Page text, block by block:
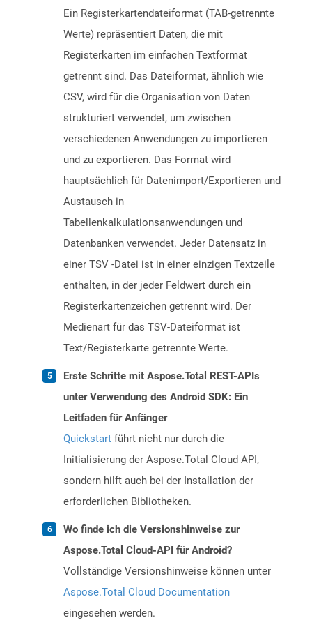
Ein Registerkartendateiformat (TAB-getrennte
Werte) repräsentiert Daten, die mit
Registerkarten im einfachen Textformat
getrennt sind. Das Dateiformat, ähnlich wie
CSV, wird für die Organisation von Daten
strukturiert verwendet, um zwischen
verschiedenen Anwendungen zu importieren
und zu exportieren. Das Format wird
hauptsächlich für Datenimport/Exportieren und
Austausch in
Tabellenkalkulationsanwendungen und
Datenbanken verwendet. Jeder Datensatz in
einer TSV -Datei ist in einer einzigen Textzeile
enthalten, in der jeder Feldwert durch ein
Registerkartenzeichen getrennt wird. Der
Medienart für das TSV-Dateiformat ist
Text/Registerkarte getrennte Werte.
Erste Schritte mit Aspose.Total REST-APIs
unter Verwendung des Android SDK: Ein
Leitfaden für Anfänger
Quickstart führt nicht nur durch die
Initialisierung der Aspose.Total Cloud API,
sondern hilft auch bei der Installation der
erforderlichen Bibliotheken.
Wo finde ich die Versionshinweise zur
Aspose.Total Cloud-API für Android?
Vollständige Versionshinweise können unter
Aspose.Total Cloud Documentation
eingesehen werden.